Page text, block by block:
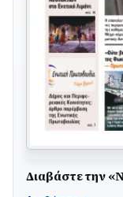
Διαβάστε την